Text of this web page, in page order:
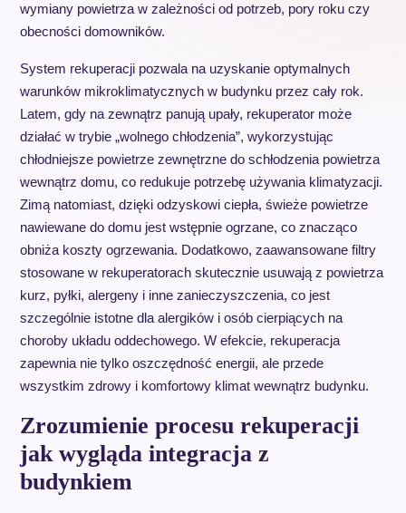
wymiany powietrza w zależności od potrzeb, pory roku czy
obecności domowników.
System rekuperacji pozwala na uzyskanie optymalnych
warunków mikroklimatycznych w budynku przez cały rok.
Latem, gdy na zewnątrz panują upały, rekuperator może
działać w trybie „wolnego chłodzenia”, wykorzystując
chłodniejsze powietrze zewnętrzne do schłodzenia powietrza
wewnątrz domu, co redukuje potrzebę używania klimatyzacji.
Zimą natomiast, dzięki odzyskowi ciepła, świeże powietrze
nawiewane do domu jest wstępnie ogrzane, co znacząco
obniża koszty ogrzewania. Dodatkowo, zaawansowane filtry
stosowane w rekuperatorach skutecznie usuwają z powietrza
kurz, pyłki, alergeny i inne zanieczyszczenia, co jest
szczególnie istotne dla alergików i osób cierpiących na
choroby układu oddechowego. W efekcie, rekuperacja
zapewnia nie tylko oszczędność energii, ale przede
wszystkim zdrowy i komfortowy klimat wewnątrz budynku.
Zrozumienie procesu rekuperacji
jak wygląda integracja z
budynkiem